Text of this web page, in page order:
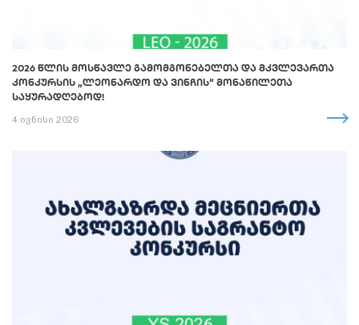
2026 ᲬᲚᲘᲡ ᲛᲝᲡᲬᲐᲕᲚᲔ ᲒᲐᲛᲝᲛᲒᲝᲜᲔᲑᲔᲚᲗᲐ ᲓᲐ ᲛᲙᲕᲚᲔᲕᲐᲠᲗᲐ
ᲙᲝᲜᲙᲣᲠᲡᲘᲡ „ᲚᲔᲝᲜᲐᲠᲓᲝ ᲓᲐ ᲕᲘᲜᲩᲘᲡ“ ᲛᲝᲜᲐᲬᲘᲚᲔᲗᲐ
ᲡᲐᲧᲣᲠᲐᲓᲦᲔᲑᲝᲓ!
4 ივნისი 2026